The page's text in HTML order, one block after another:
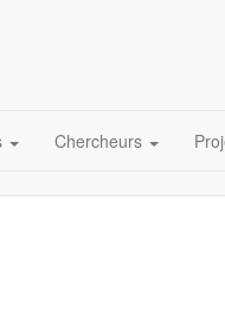
Chercheurs